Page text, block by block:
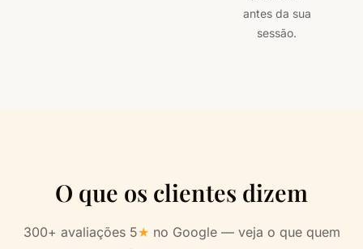
antes da sua
sessão.
O que os clientes dizem
300+ avaliações 5★ no Google — veja o que quem